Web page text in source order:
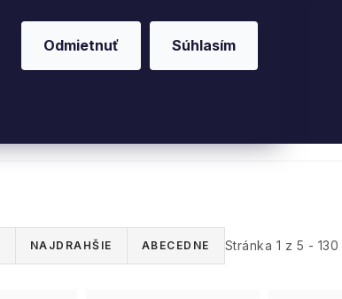
Odmietnuť Súhlasím
Stránka 1 z 5 - 130
NAJDRAHŠIE ABECEDNE